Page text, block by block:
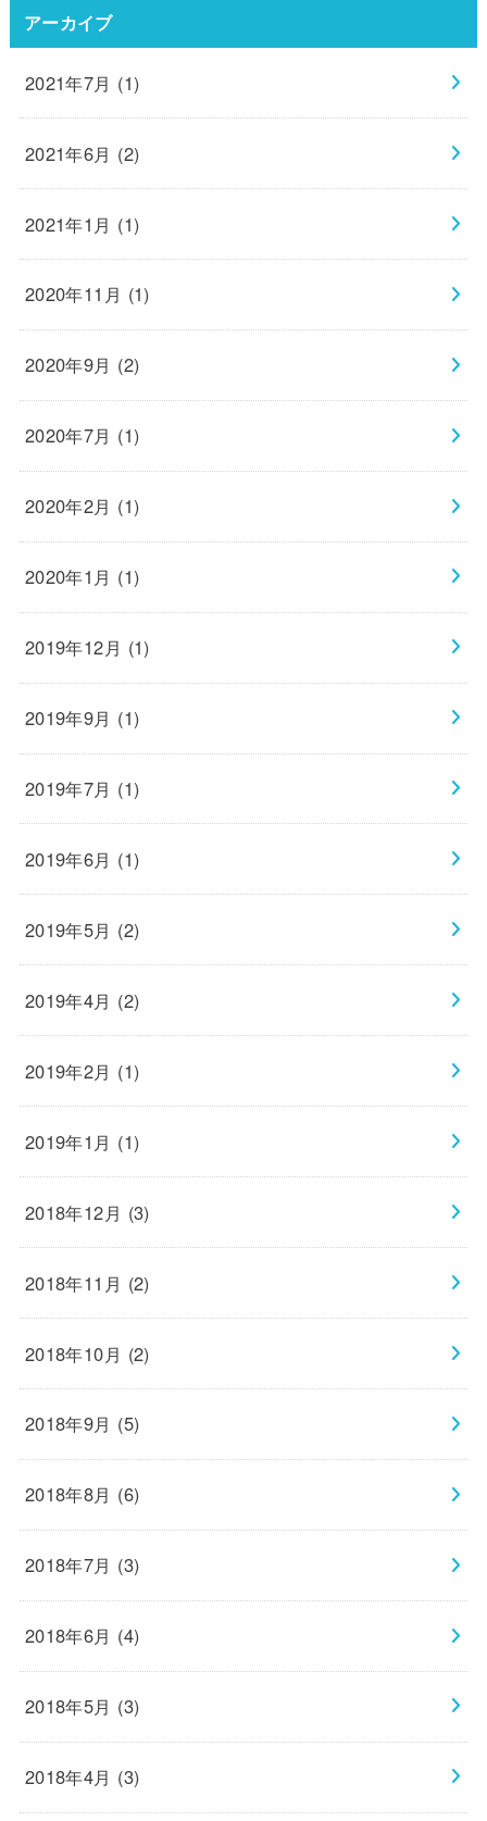
アーカイブ
2021年7月 (1)
2021年6月 (2)
2021年1月 (1)
2020年11月 (1)
2020年9月 (2)
2020年7月 (1)
2020年2月 (1)
2020年1月 (1)
2019年12月 (1)
2019年9月 (1)
2019年7月 (1)
2019年6月 (1)
2019年5月 (2)
2019年4月 (2)
2019年2月 (1)
2019年1月 (1)
2018年12月 (3)
2018年11月 (2)
2018年10月 (2)
2018年9月 (5)
2018年8月 (6)
2018年7月 (3)
2018年6月 (4)
2018年5月 (3)
2018年4月 (3)